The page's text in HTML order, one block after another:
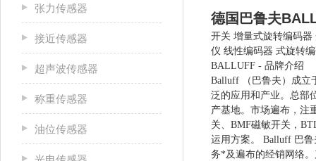
张力传感器
接近传感器
超声波传感器
称重传感器
油位传感器
德国巴鲁夫
开关 增量式旋转编码
仪 线性编码器 式旋转
BALLUFF - 品牌介绍
Balluff （巴鲁夫）成立
泛的应用和产业。总部
产基地。市场遍布，注
关、BMF磁敏开关，
运用方案。 Balluff 巴
务*及遍布的经销网络